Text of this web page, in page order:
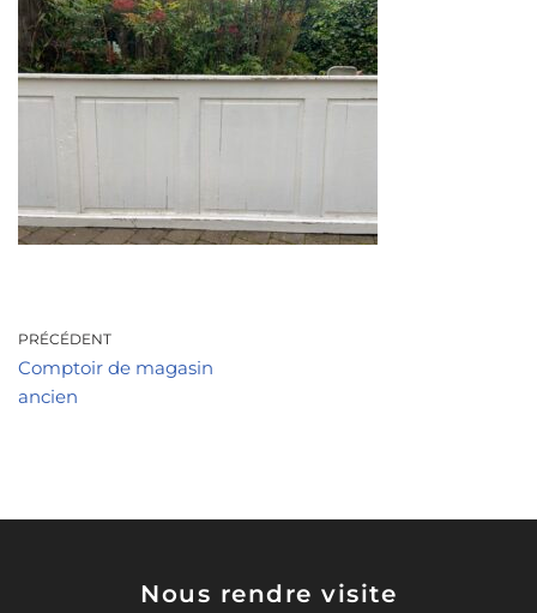
PRÉCÉDENT
Comptoir de magasin
ancien
Nous rendre visite